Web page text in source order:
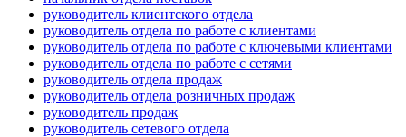
руководитель клиентского отдела
руководитель отдела по работе с клиентами
руководитель отдела по работе с ключевыми клиентами
руководитель отдела по работе с сетями
руководитель отдела продаж
руководитель отдела розничных продаж
руководитель продаж
руководитель сетевого отдела